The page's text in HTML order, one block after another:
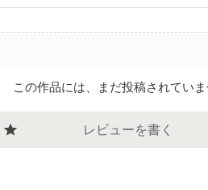
この作品には、まだ投稿されていま
レビューを書く